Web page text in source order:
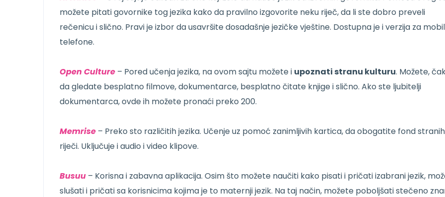
možete pitati govornike tog jezika kako da pravilno izgovorite neku riječ, da li ste dobro preveli
rečenicu i slično. Pravi je izbor da usavršite dosadašnje jezičke vještine. Dostupna je i verzija za
telefone.
Open Culture – Pored učenja jezika, na ovom sajtu možete i upoznati stranu kulturu. Možete,
da gledate besplatno filmove, dokumentarce, besplatno čitate knjige i slično. Ako ste ljubitelji
dokumentarca, ovde ih možete pronaći preko 200.
Memrise – Preko sto različitih jezika. Učenje uz pomoć zanimljivih kartica, da obogatite fond stranih
riječi. Uključuje i audio i video klipove.
Busuu – Korisna i zabavna aplikacija. Osim što možete naučiti kako pisati i pričati izabrani jezik,
slušati i pričati sa korisnicima kojima je to maternji jezik. Na taj način, možete poboljšati stečeno